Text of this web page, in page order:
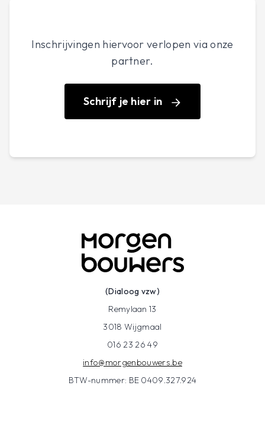
Inschrijvingen hiervoor verlopen via onze
partner.
Schrijf je hier in
(Dialoog vzw)
Remylaan 13
3018 Wijgmaal
016 23 26 49
info@morgenbouwers.be
BTW-nummer: BE 0409.327.924